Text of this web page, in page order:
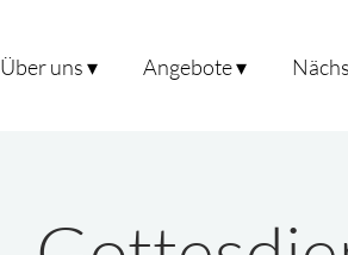
Über uns ▾ Angebote ▾